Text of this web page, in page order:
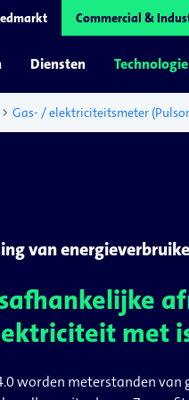
Commercial &
Diensten Technologie
chevron_right Gas- / elektriciteitsmeter
van
met
worden meterstanden van